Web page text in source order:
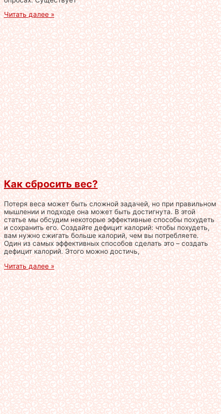
Читать далее »
Как сбросить вес?
Потеря веса может быть сложной задачей, но при правильном
мышлении и подходе она может быть достигнута. В этой
статье мы обсудим некоторые эффективные способы похудеть
и сохранить его. Создайте дефицит калорий: чтобы похудеть,
вам нужно сжигать больше калорий, чем вы потребляете.
Один из самых эффективных способов сделать это – создать
дефицит калорий. Этого можно достичь,
Читать далее »